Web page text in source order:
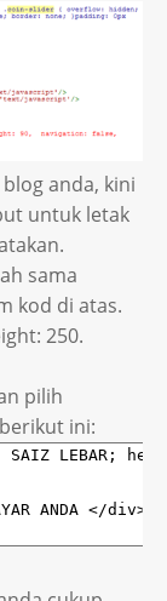
anda, kini
untuk letak
sama
kod di atas.
250.
pilih
ini: